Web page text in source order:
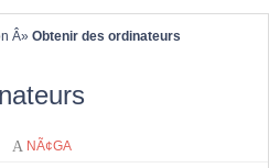
Â»Obtenir des ordinateurs
A NÃ¢GA